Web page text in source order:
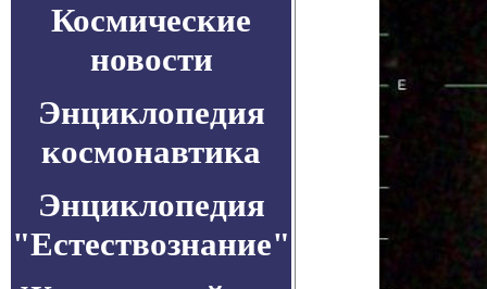
Космические
новости
Энциклопедия
космонавтика
Энциклопедия
"Естествознание"